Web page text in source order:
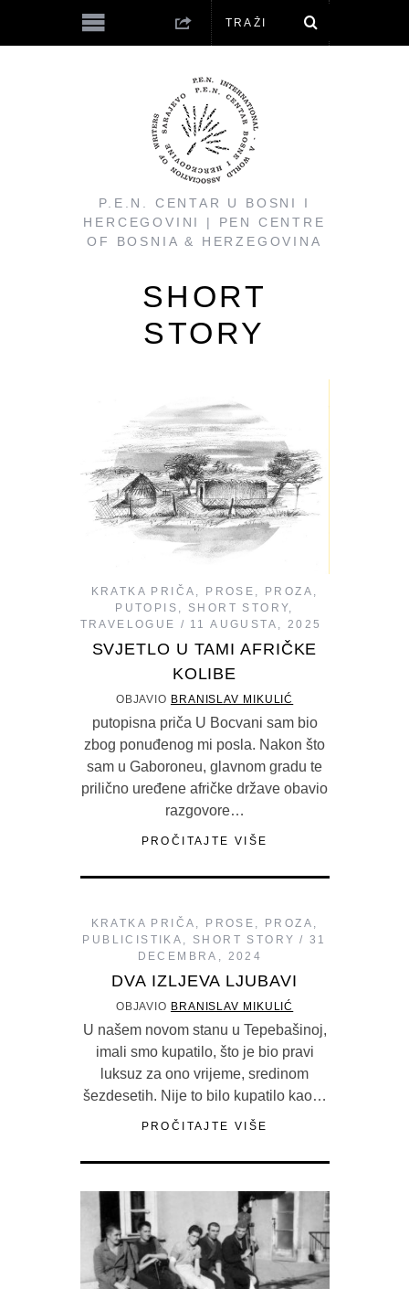
P.E.N. CENTAR U BOSNI I
HERCEGOVINI | PEN CENTRE
OF BOSNIA & HERZEGOVINA
SHORT
STORY
KRATKA PRIČA , PROSE , PROZA ,
PUTOPIS , SHORT STORY,
TRAVELOGUE
11 AUGUSTA, 2025
SVJETLO U TAMI AFRIČKE
KOLIBE
OBJAVIO BRANISLAV MIKULIĆ
putopisna priča U Bocvani sam bio
zbog ponuđenog mi posla. Nakon što
sam u Gaboroneu, glavnom gradu te
prilično uređene afričke države obavio
razgovore…
PROČITAJTE VIŠE
KRATKA PRIČA , PROSE , PROZA ,
PUBLICISTIKA , SHORT STORY
31
DECEMBRA, 2024
DVA IZLJEVA LJUBAVI
OBJAVIO BRANISLAV MIKULIĆ
U našem novom stanu u Tepebašinoj,
imali smo kupatilo, što je bio pravi
luksuz za ono vrijeme, sredinom
šezdesetih. Nije to bilo kupatilo kao…
PROČITAJTE VIŠE